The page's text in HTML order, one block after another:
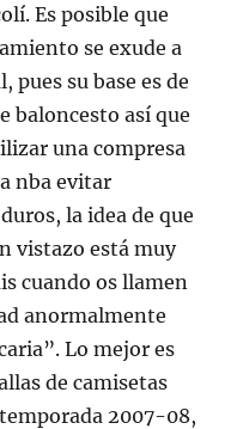
Es posible que
se exude a
pues su base es de
baloncesto así que
una compresa
nba evitar
la idea de que
vistazo está muy
cuando os llamen
anormalmente
Lo mejor es
de camisetas
2007-08,